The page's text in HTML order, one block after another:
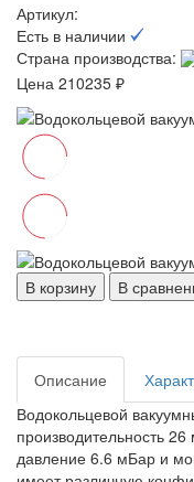
Артикул:
Есть в наличии
Страна производства:
Цена 210235 ₽
В корзину В
Описание
Водокольцевой
производительность
давление 6.6 мБар и